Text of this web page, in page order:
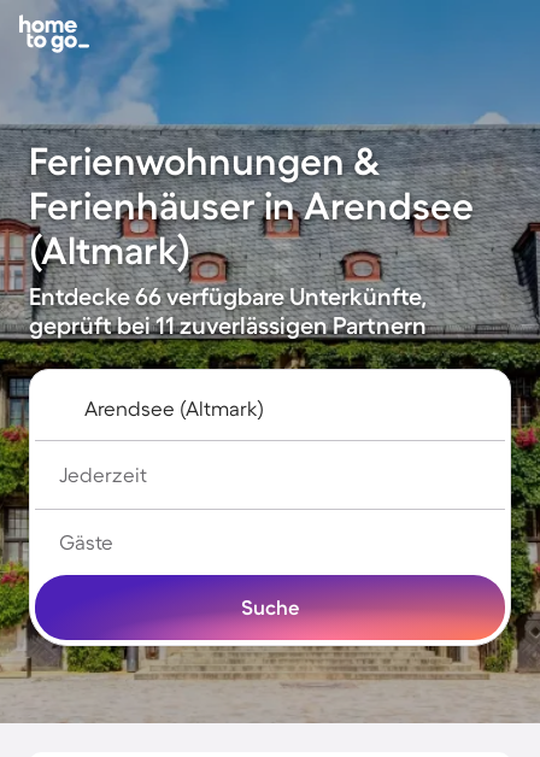
Ferienwohnungen &
Ferienhäuser in Arendsee
(Altmark)
Entdecke 66 verfügbare Unterkünfte,
geprüft bei 11 zuverlässigen Partnern
Jederzeit
Gäste
Suche